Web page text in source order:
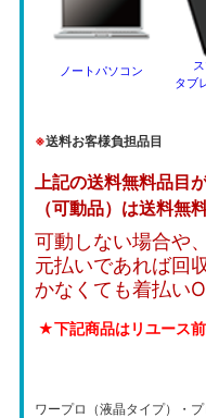
ノートパソコン
タブ
※送料お客様負担品目
上記の送料無料品目
（可動品）は送料無料
可動しない場合や
元払いであれば回
かなくても着払い
★下記商品はリユース
ワープロ（液晶タイプ）・